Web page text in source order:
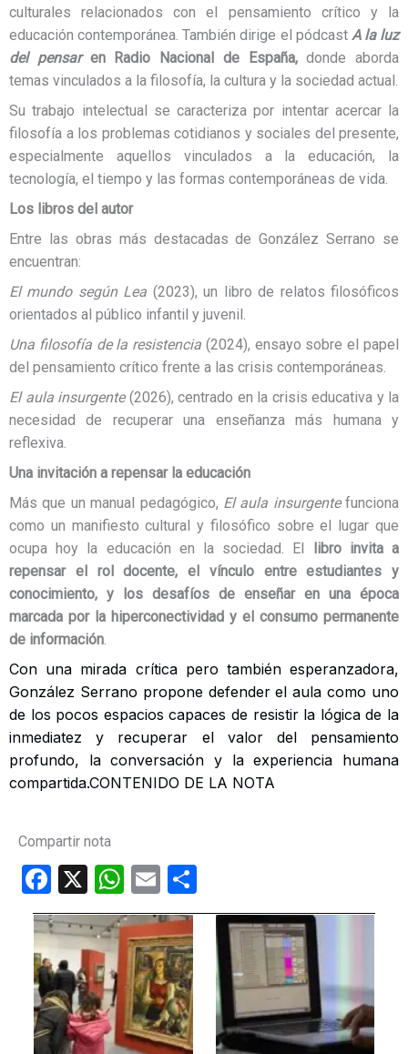
culturales relacionados con el pensamiento crítico y la
educación contemporánea. También dirige el pódcast A la luz
del pensaren Radio Nacional de España,donde aborda
temas vinculados a la filosofía, la cultura y la sociedad actual.
Su trabajo intelectual se caracteriza por intentar acercar la
filosofía a los problemas cotidianos y sociales del presente,
especialmente aquellos vinculados a la educación, la
tecnología, el tiempo y las formas contemporáneas de vida.
Los libros del autor
Entre las obras más destacadas de González Serrano se
encuentran:
El mundo según Lea (2023), un libro de relatos filosóficos
orientados al público infantil y juvenil.
Una filosofía de la resistencia (2024), ensayo sobre el papel
del pensamiento crítico frente a las crisis contemporáneas.
El aula insurgente(2026), centrado en la crisis educativa y la
necesidad de recuperar una enseñanza más humana y
reflexiva.
Una invitación a repensar la educación
Más que un manual pedagógico, El aula insurgentefunciona
como un manifiesto cultural y filosófico sobre el lugar que
ocupa hoy la educación en la sociedad. El libro invita a
repensar el rol docente, el vínculo entre estudiantes y
conocimiento, y los desafíos de enseñar en una época
marcada por la hiperconectividad y el consumo permanente
de información.
Con una mirada crítica pero también esperanzadora,
González Serrano propone defender el aula como uno
de los pocos espacios capaces de resistir la lógica de la
inmediatez y recuperar el valor del pensamiento
profundo, la conversación y la experiencia humana
compartida.CONTENIDO DE LA NOTA
Compartir nota
F
a
ce
b
o
o
X
W
h
at
s
A
p
E
m
ail
o
m
ar
tir